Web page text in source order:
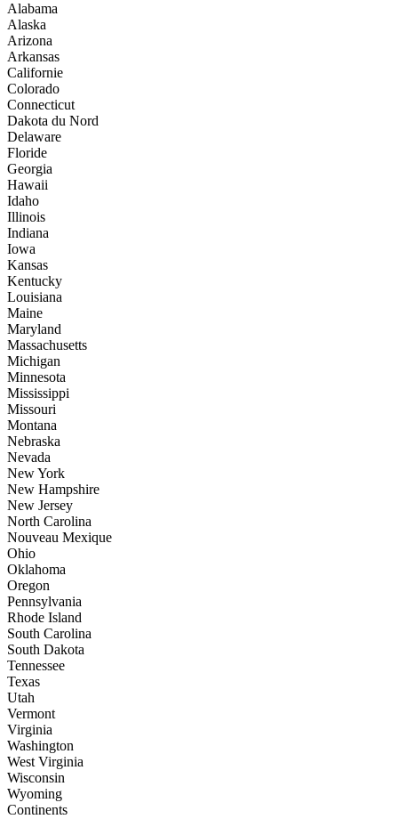
Alabama
Alaska
Arizona
Arkansas
Californie
Colorado
Connecticut
Dakota du Nord
Delaware
Floride
Georgia
Hawaii
Idaho
Illinois
Indiana
Iowa
Kansas
Kentucky
Louisiana
Maine
Maryland
Massachusetts
Michigan
Minnesota
Mississippi
Missouri
Montana
Nebraska
Nevada
New York
New Hampshire
New Jersey
North Carolina
Nouveau Mexique
Ohio
Oklahoma
Oregon
Pennsylvania
Rhode Island
South Carolina
South Dakota
Tennessee
Texas
Utah
Vermont
Virginia
Washington
West Virginia
Wisconsin
Wyoming
Continents